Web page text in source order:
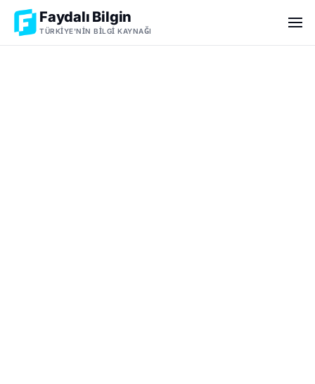
Faydalı Bilgin
TÜRKIYE'NIN BILGI KAYNAĞI